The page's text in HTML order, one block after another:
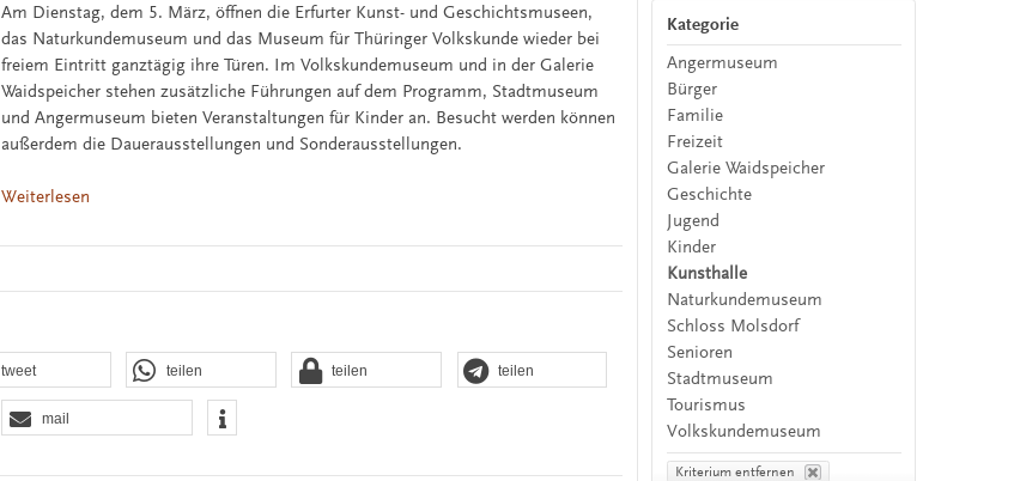
Am Dienstag, dem 5. März, öffnen die Erfurter Kunst- und Geschichtsmuseen,
das Naturkundemuseum und das Museum für Thüringer Volkskunde wieder bei
freiem Eintritt ganztägig ihre Türen. Im Volkskundemuseum und in der Galerie
Waidspeicher stehen zusätzliche Führungen auf dem Programm, Stadtmuseum
und Angermuseum bieten Veranstaltungen für Kinder an. Besucht werden können
außerdem die Dauerausstellungen und Sonderausstellungen.
Weiterlesen
tweet teilen teilen teilen
mail
Kategorie
Angermuseum
Bürger
Familie
Freizeit
Galerie Waidspeicher
Geschichte
Jugend
Kinder
Kunsthalle
Naturkundemuseum
Schloss Molsdorf
Senioren
Stadtmuseum
Tourismus
Volkskundemuseum
Kriterium entfernen